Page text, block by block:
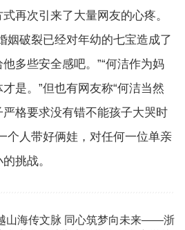
次引来了大量网友的心疼。
姻破裂已经对年幼的七宝造成了
多些安全感吧。”“何洁作为妈
是。”但也有网友称“何洁当然
格要求没有错不能孩子大哭时
个人带好俩娃，对任何一位单亲
挑战。
山海传文脉 同心筑梦向未来——浙